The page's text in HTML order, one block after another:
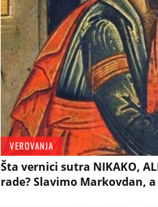
VEROVANJA
Šta vernici sutra NIKAKO,
rade? Slavimo Markovdan, a